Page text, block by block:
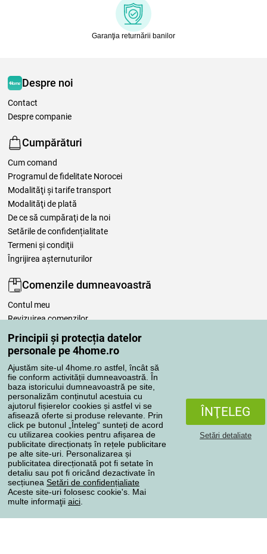
Principii și protecția datelor
personale pe 4home.ro
Ajustăm site-ul 4home.ro astfel, încât să
fie conform activității dumneavoastră. În
baza istoricului dumneavoastră pe site,
personalizăm conținutul acestuia cu
ajutorul fișierelor cookies și astfel vi se
afisează oferte si produse relevante. Prin
click pe butonul „Înteleg“ sunteți de acord
cu utilizarea cookies pentru afișarea de
publicitate direcționatș în rețele publicitare
pe alte site-uri. Personalizarea și
publicitatea direcționată pot fi setate în
detaliu sau pot fi oricând dezactivate în
secțiunea Setări de confidențialiate
Aceste site-uri folosesc cookie's. Mai
multe informaţii aici
ÎNŢELEG
Setări detaliate
Garanţia returnării banilor
Despre noi
Contact
Despre companie
Cumpărături
Cum comand
Programul de fidelitate Norocei
Modalităţi şi tarife transport
Modalităţi de plată
De ce să cumpăraţi de la noi
Setările de confidențialitate
Termeni şi condiţii
Îngrijirea așternuturilor
Comenzile dumneavoastră
Contul meu
Revizuirea comenzilor
Reclamaţii
Retragere de la contract
Regulile de procesare a recenziilor
Metode de transport
Metode de plată
Magazin de încredere